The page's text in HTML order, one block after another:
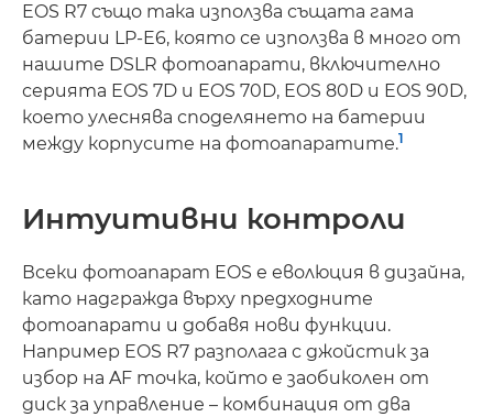
EOS R7 също така използва същата гама
батерии LP-E6, която се използва в много от
нашите DSLR фотоапарати, включително
серията EOS 7D и EOS 70D, EOS 80D и EOS 90D,
което улеснява споделянето на батерии
между корпусите на фотоапаратите.1
Интуитивни контроли
Всеки фотоапарат EOS е еволюция в дизайна,
като надгражда върху предходните
фотоапарати и добавя нови функции.
Например EOS R7 разполага с джойстик за
избор на AF точка, който е заобиколен от
диск за управление – комбинация от два